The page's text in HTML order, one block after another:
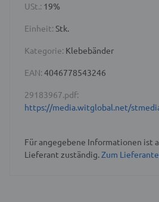
USt.: 19%
Einheit: Stk.
Kategorie: Klebebänder
EAN: 4046778543246
29183967.pdf:
https://media.witglobal.net/
Für angegebene Informationen ist
Lieferant zuständig.Zum